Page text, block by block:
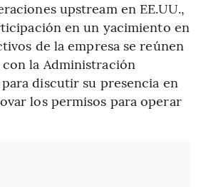
upstream en EE.UU.,
en un yacimiento en
de la empresa se reúnen
la Administración
discutir su presencia en
los permisos para operar